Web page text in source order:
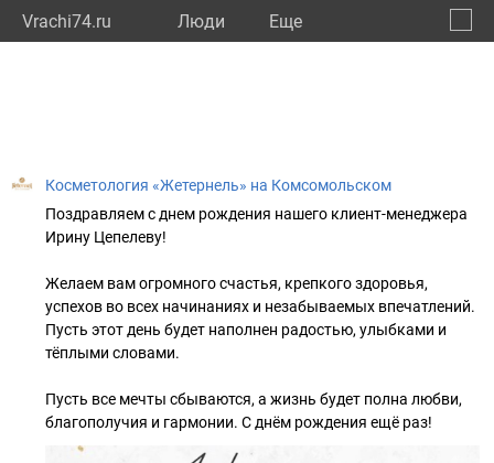
Vrachi74.ru Люди Eще
Косметология «Жетернель» на Комсомольском
Поздравляем с днем рождения нашего клиент-менеджера
Ирину Цепелеву!
Желаем вам огромного счастья, крепкого здоровья,
успехов во всех начинаниях и незабываемых впечатлений.
Пусть этот день будет наполнен радостью, улыбками и
тёплыми словами.
Пусть все мечты сбываются, а жизнь будет полна любви,
благополучия и гармонии. С днём рождения ещё раз!